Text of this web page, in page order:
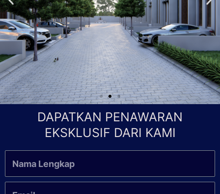
DAPATKAN PENAWARAN
EKSKLUSIF DARI KAMI